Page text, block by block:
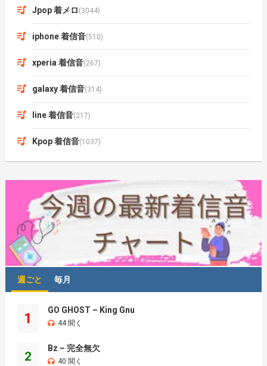
Jpop 着メロ (3044)
iphone 着信音(510)
xperia 着信音(267)
galaxy 着信音(314)
line 着信音(217)
Kpop 着信音(1037)
週ごと 毎月
1
GO GHOST – King Gnu
44 聞く
2
Bz – 完全無欠
40 聞く